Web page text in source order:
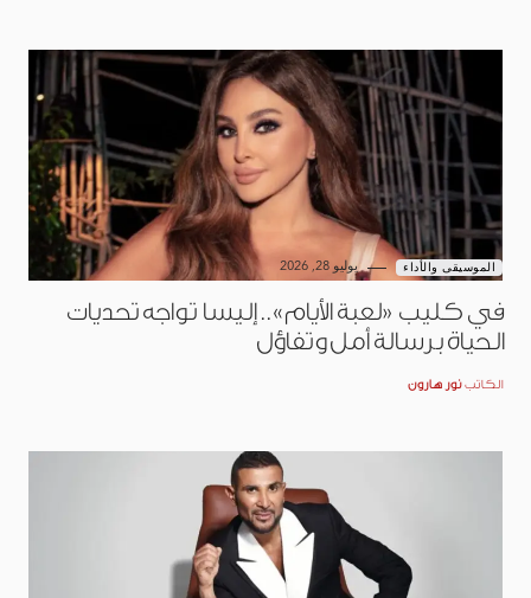
الموسيقى والأداء يوليو 28, 2026
في كليب «لعبة الأيام».. إليسا تواجه تحديات
الحياة برسالة أمل وتفاؤل
الكاتب نور هارون